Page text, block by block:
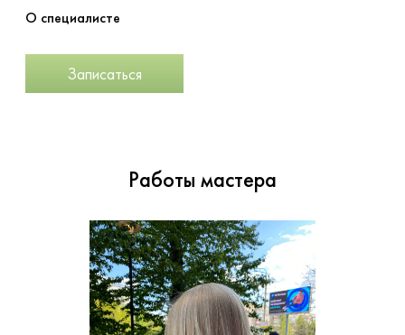
О специалисте
Записаться
Работы мастера